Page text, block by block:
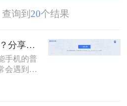
查询到 20个结果
图片转文字怎么弄免费？分享收藏的五个好方法！
手机的普
会遇到一
场景，比
等。然